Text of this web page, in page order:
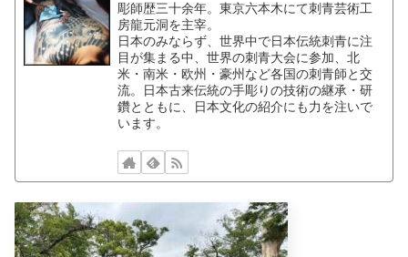
彫師歴三十余年。東京六本木にて刺青芸術工
房龍元洞を主宰。
日本のみならず、世界中で日本伝統刺青に注
目が集まる中、世界の刺青大会に参加、北
米・南米・欧州・豪州など各国の刺青師と交
流。日本古来伝統の手彫りの技術の継承・研
鑽とともに、日本文化の紹介にも力を注いで
います。